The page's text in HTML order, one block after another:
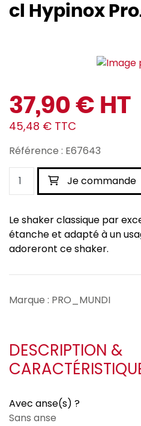
cl Hypinox
37,90 € HT
45,48 € TTC
Référence : E67643
Je commande
Le shaker classique par
étanche et adapté à un
adoreront ce shaker.
Marque : PRO_MUNDI
DESCRIPTION &
Avec anse(s) ?
Sans anse